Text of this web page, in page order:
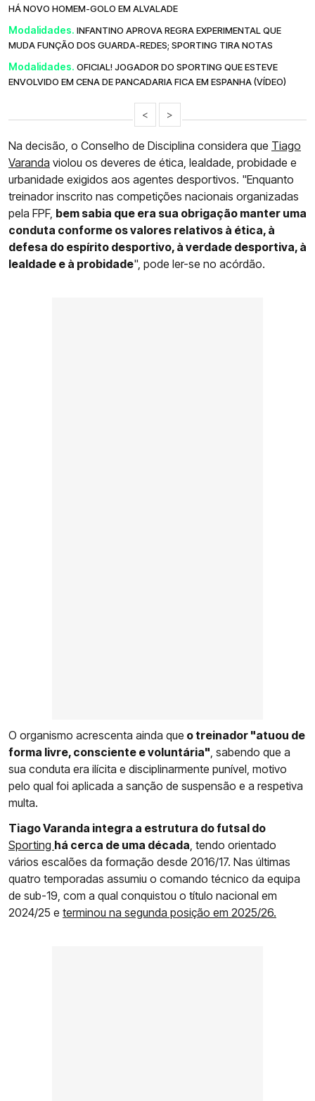
HÁ NOVO HOMEM-GOLO EM ALVALADE
Modalidades. INFANTINO APROVA REGRA EXPERIMENTAL QUE
MUDA FUNÇÃO DOS GUARDA-REDES; SPORTING TIRA NOTAS
Modalidades. OFICIAL! JOGADOR DO SPORTING QUE ESTEVE
ENVOLVIDO EM CENA DE PANCADARIA FICA EM ESPANHA (VÍDEO)
< >
Na decisão, o Conselho de Disciplina considera que Tiago
Varanda violou os deveres de ética, lealdade, probidade e
urbanidade exigidos aos agentes desportivos. "Enquanto
treinador inscrito nas competições nacionais organizadas
pela FPF, bem sabia que era sua obrigação manter uma
conduta conforme os valores relativos à ética, à
defesa do espírito desportivo, à verdade desportiva, à
lealdade e à probidade", pode ler-se no acórdão.
O organismo acrescenta ainda que o treinador "atuou de
forma livre, consciente e voluntária", sabendo que a
sua conduta era ilícita e disciplinarmente punível, motivo
pelo qual foi aplicada a sanção de suspensão e a respetiva
multa.
Tiago Varanda integra a estrutura do futsal do
Sporting há cerca de uma década, tendo orientado
vários escalões da formação desde 2016/17. Nas últimas
quatro temporadas assumiu o comando técnico da equipa
de sub-19, com a qual conquistou o título nacional em
2024/25 e terminou na segunda posição em 2025/26.